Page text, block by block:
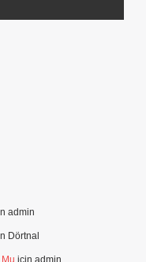
admin
Dörtnal
için admin